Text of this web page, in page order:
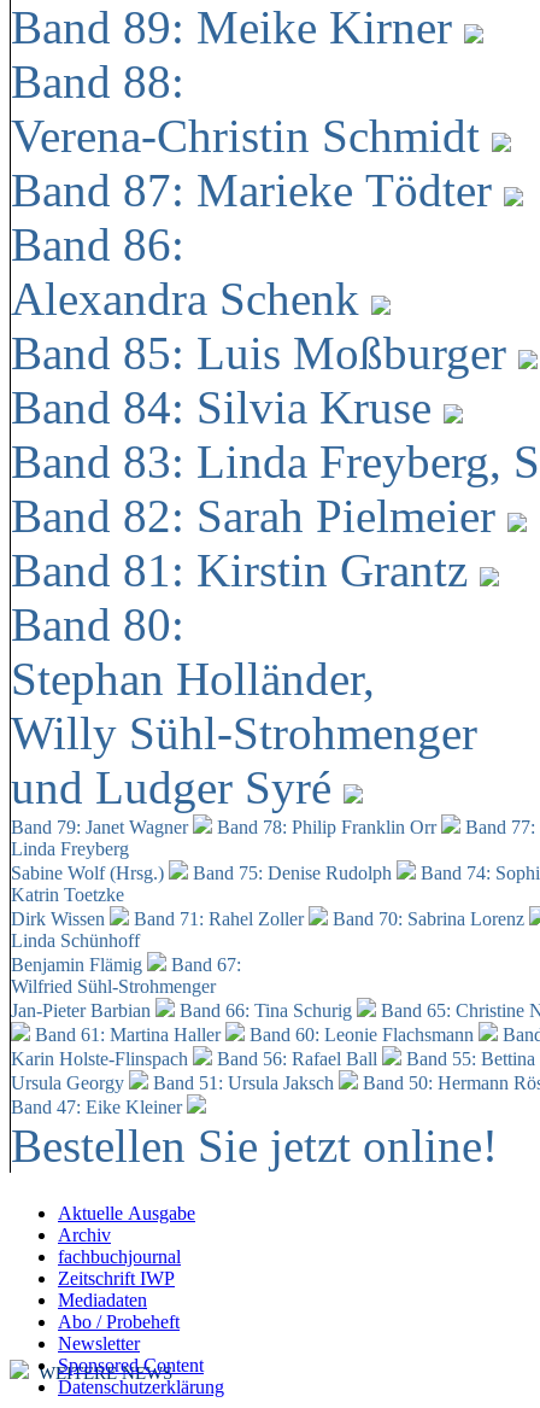
Band 89: Meike Kirner
Band 88:
Verena-Christin Schmidt
Band 87: Marieke Tödter
Band 86:
Alexandra Schenk
Band 85: Luis Moßburger
Band 84: Silvia Kruse
Band 83: Linda Freyberg,
Band 82: Sarah Pielmeier
Band 81: Kirstin Grantz
Band 80:
Stephan Holländer,
Willy Sühl-Strohmenger
und Ludger Syré
Band 79: Janet Wagner Band 78: Philip Franklin Orr
Band
Linda Freyberg
Sabine Wolf (Hrsg.)
Band 75: Denise Rudolph
Band 74:
Katrin Toetzke
Dirk Wissen
Band 71: Rahel Zoller
Band 70: Sabrina Lorenz
Linda Schünhoff
Benjamin Flämig
Band 67:
Wilfried Sühl-Strohmenger
Jan-Pieter Barbian
Band 66: Tina Schurig
Band 65: Christine
Band 61: Martina Haller
Band 60: Leonie Flachsmann
Karin Holste-Flinspach
Band 56: Rafael Ball
Band 55:
Ursula Georgy
Band 51: Ursula Jaksch Band 50: Hermann
Band 47: Eike Kleiner
Bestellen Sie jetzt online!
Aktuelle Ausgabe
Archiv
fachbuchjournal
Zeitschrift IWP
Mediadaten
Abo / Probeheft
Newsletter
Sponsored Content
Datenschutzerklärung
WEITERE NEWS